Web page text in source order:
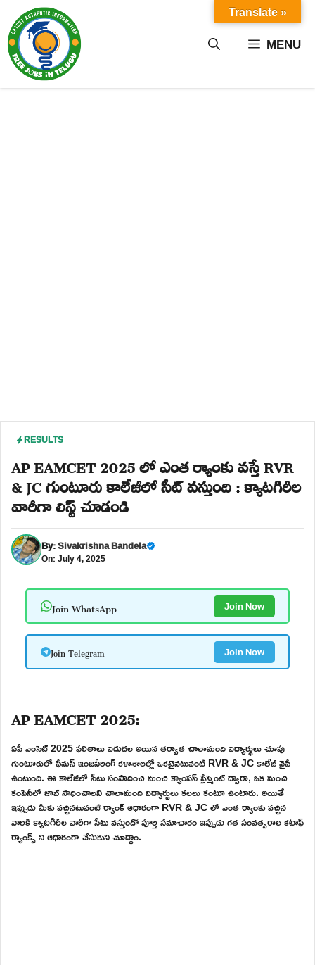
content MENU
RESULTS
AP EAMCET 2025 లో ఎంత ర్యాంకు వస్తే RVR
& JC గుంటూరు కాలేజీలో సీట్ వస్తుంది : క్యాటగిరీల
వారీగా లిస్ట్ చూడండి
By:Sivakrishna Bandela
On: July 4, 2025
Join WhatsApp Join Now
Join Telegram Join Now
AP EAMCET 2025:
ఏపీ ఎంసెట్ 2025 ఫలితాలు విడుదల అయిన తర్వాత చాలామంది విద్యార్థులు చూపు
గుంటూరులో ఫేమస్ ఇంజనీరింగ్ కళాశాలల్లో ఒకటైనటువంటి RVR & JC కాలేజీ వైపే
ఉంటుంది. ఈ కాలేజీలో సీటు సంపాదించి మంచి క్యాంపస్ ప్లేస్మెంట్ ద్వారా, ఒక మంచి
కంపెనీలో జాబ్ సాధించాలని చాలామంది విద్యార్థులు కలలు కంటూ ఉంటారు. అయితే
ఇప్పుడు మీకు వచ్చినటువంటి ర్యాంక్ ఆధారంగా RVR & JC లో ఎంత ర్యాంకు వచ్చిన
వారికి క్యాటగిరీల వారీగా సీటు వస్తుందో పూర్తి సమాచారం ఇప్పుడు గత సంవత్సరాల కటాఫ్
ర్యాంక్స్ ని ఆధారంగా చేసుకుని చూద్దాం.
Translate »